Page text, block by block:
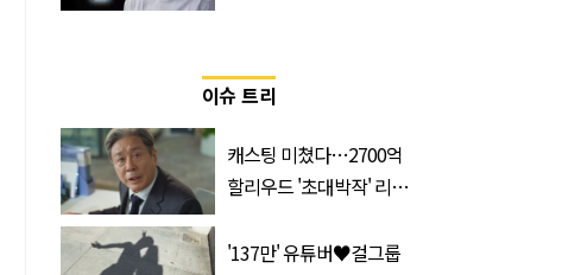
이슈 트리
캐스팅 미쳤다…2700억
할리우드 '초대박작' 리메
'137만' 유튜버♥걸그룹